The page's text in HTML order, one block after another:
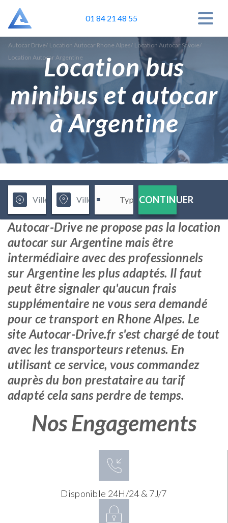
01 84 21 48 55
Autocar Drive/ Location Autocar Rhone Alpes/ Location Autocar Savoie/
Location Autocar Argentine
Location bus
minibus et autocar
à Argentine
CONTINUER
Autocar-Drive ne propose pas la location
autocar sur Argentine mais être
intermédiaire avec des professionnels
sur Argentine les plus adaptés. Il faut
peut être signaler qu'aucun frais
supplémentaire ne vous sera demandé
pour ce transport en Rhone Alpes. Le
site Autocar-Drive.fr s'est chargé de tout
avec les transporteurs retenus. En
utilisant ce service, vous commandez
auprès du bon prestataire au tarif
adapté cela sans perdre de temps.
Nos Engagements
Disponible 24H/24 & 7J/7